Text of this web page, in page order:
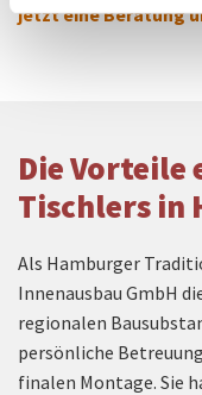
jetzt eine Beratung
Die Vorteile
Tischlers in
Als Hamburger
Innenausbau GmbH
regionalen
persönliche
finalen Montage. Sie